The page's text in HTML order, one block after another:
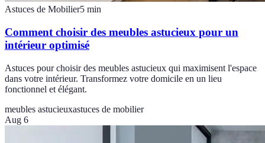
Astuces de Mobilier5 min
Comment choisir des meubles astucieux pour un
intérieur optimisé
Astuces pour choisir des meubles astucieux qui maximisent l'espace
dans votre intérieur. Transformez votre domicile en un lieu
fonctionnel et élégant.
meubles astucieuxastuces de mobilier
Aug 6